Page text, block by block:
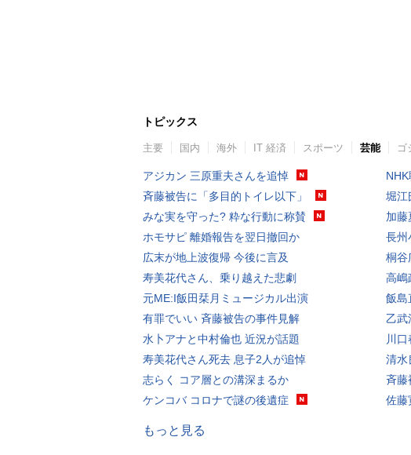
トピックス
主要 国内 海外 IT 経済 スポーツ 芸能 ゴ
アジカン 三原重夫さんを追悼
斉藤被告に「多目的トイレ以下」
みな実を守った? 粋な行動に称賛
ホモサピ 離婚報告を翌日撤回か
広末が地上波復帰 今後に言及
寿美花代さん、乗り越えた悲劇
元ME:I飯田栞月ミュージカル出演
有罪でいい 斉藤被告の事件見解
水卜アナと中村倫也 近況が話題
寿美花代さん死去 息子2人が追悼
志らく コア層との溝深まるか
ケンコバ コロナで謎の後遺症
堀江
加藤
長州
桐谷
高嶋
飯島
乙武
川
清水
斉藤
佐藤
もっと見る